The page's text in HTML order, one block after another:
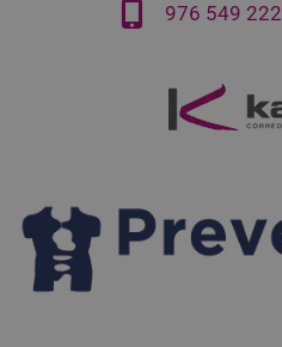
976 549 222